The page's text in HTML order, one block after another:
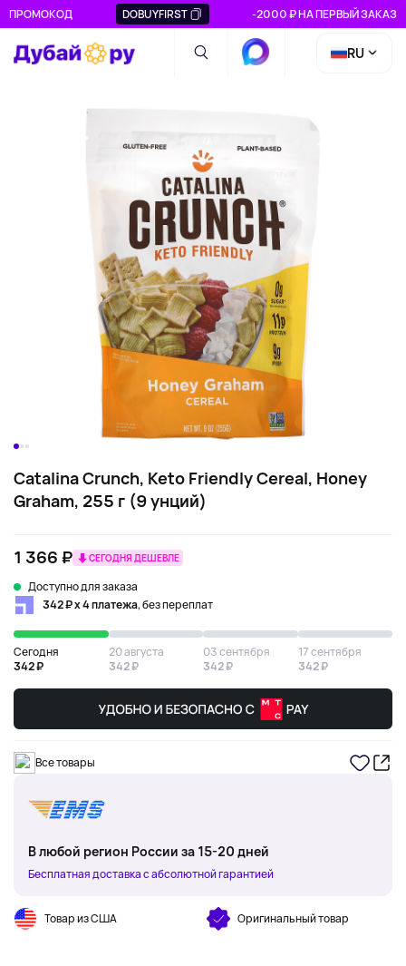
ПРОМОКОД DOBUYFIRST -2000 ₽ НА ПЕРВЫЙ ЗАКАЗ
RU
Catalina Crunch, Keto Friendly Cereal, Honey
Graham, 255 г (9 унций)
1 366 ₽ СЕГОДНЯ ДЕШЕВЛЕ
Доступно для заказа
342 ₽ х 4 платежа, без переплат
Сегодня
342 ₽
20 августа
342 ₽
03 сентября
342 ₽
17 сентября
342 ₽
Все товары
В любой регион России за 15-20 дней
Бесплатная доставка с абсолютной гарантией
Товар из США Оригинальный товар